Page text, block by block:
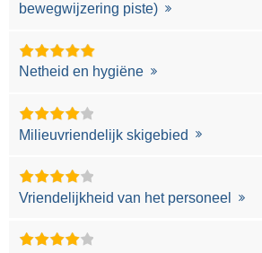
bewegwijzering piste)
Netheid en hygiëne
Milieuvriendelijk skigebied
Vriendelijkheid van het personeel